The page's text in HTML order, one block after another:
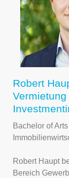
Robert
Bachelor of
Robert Haupt
Bereich